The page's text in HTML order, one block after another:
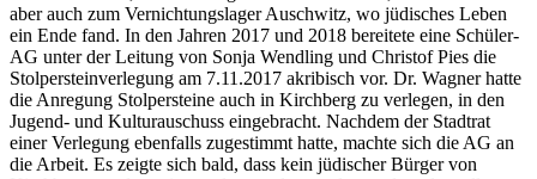
aber auch zum Vernichtungslager Auschwitz, wo jüdisches Leben
ein Ende fand. In den Jahren 2017 und 2018 bereitete eine Schüler-
AG unter der Leitung von Sonja Wendling und Christof Pies die
Stolpersteinverlegung am 7.11.2017 akribisch vor. Dr. Wagner hatte
die Anregung Stolpersteine auch in Kirchberg zu verlegen, in den
Jugend- und Kulturauschuss eingebracht. Nachdem der Stadtrat
einer Verlegung ebenfalls zugestimmt hatte, machte sich die AG an
die Arbeit. Es zeigte sich bald, dass kein jüdischer Bürger von